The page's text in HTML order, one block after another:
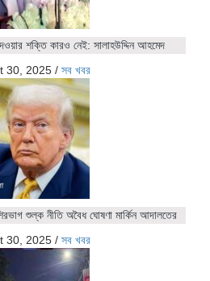
শক্তি কারও নেই: সালাহউদ্দিন আহমেদ
30, 2025 / সব খবর
শুল্ক নীতি অবৈধ ঘোষণা মার্কিন আদালতের
30, 2025 / সব খবর